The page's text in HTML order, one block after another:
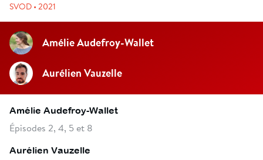
SVOD • 2021
Amélie Audefroy-Wallet
Aurélien Vauzelle
Amélie Audefroy-Wallet
Épisodes 2, 4, 5 et 8
Aurélien Vauzelle